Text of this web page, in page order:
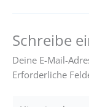
Schreibe
Deine E-Mail-
Erforderliche